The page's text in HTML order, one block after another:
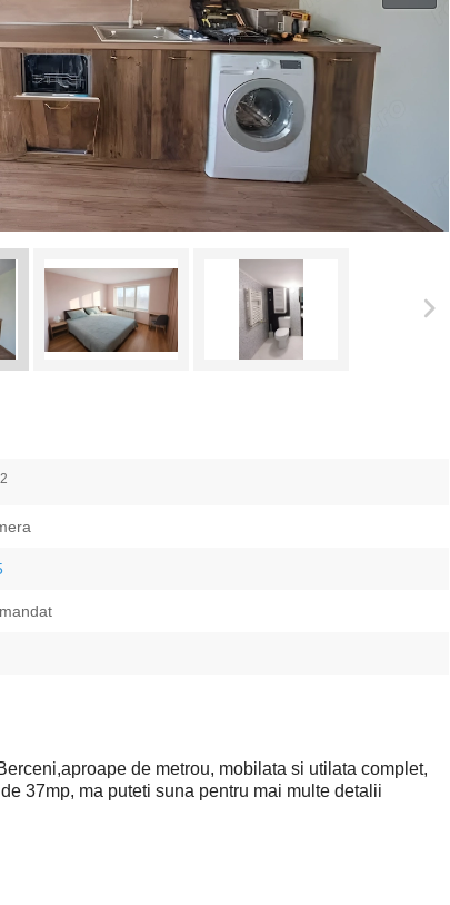
2
de metrou, mobilata si utilata complet,
37mp, ma puteti suna pentru mai multe detalii